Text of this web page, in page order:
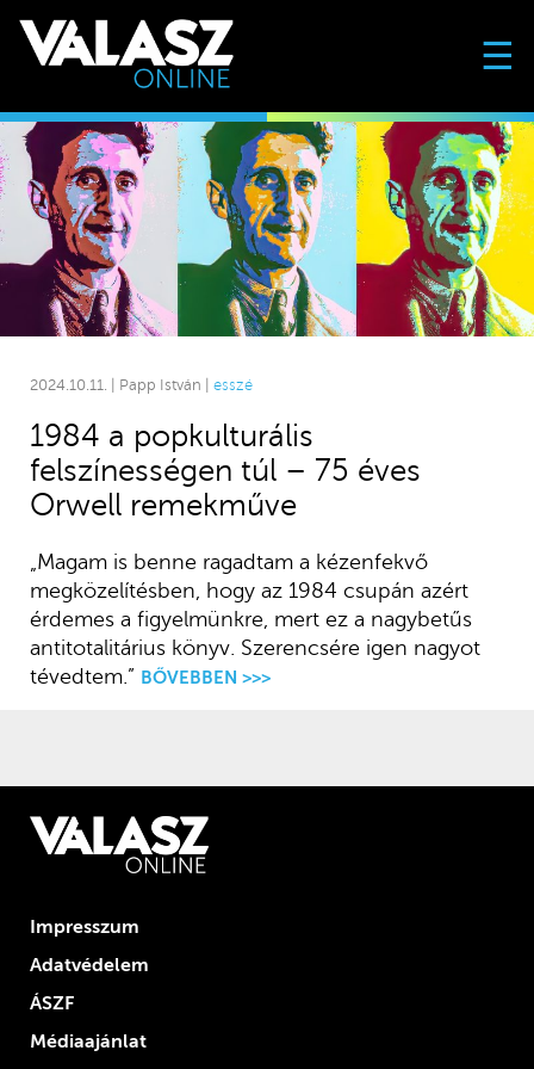
☰
2024.10.11. | Papp István | esszé
1984 a popkulturális
felszínességen túl – 75 éves
Orwell remekműve
„Magam is benne ragadtam a kézenfekvő
megközelítésben, hogy az 1984 csupán azért
érdemes a figyelmünkre, mert ez a nagybetűs
antitotalitárius könyv. Szerencsére igen nagyot
tévedtem.” BŐVEBBEN >>>
Impresszum
Adatvédelem
ÁSZF
Médiaajánlat